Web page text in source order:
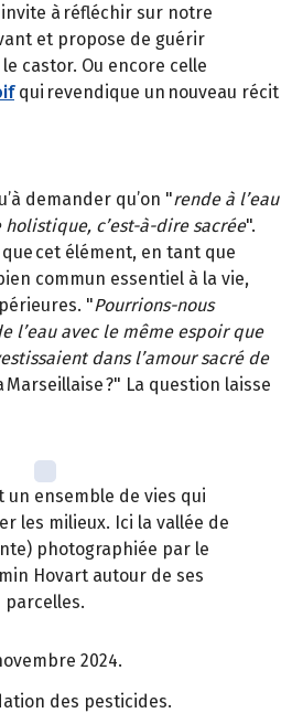
à réfléchir sur notre
et propose de guérir
castor. Ou encore celle
qui revendique un nouveau récit
demander qu’on "rende à l’eau
c’est-à-dire sacrée".
cet élément, en tant que
commun essentiel à la vie,
"Pourrions-nous
l’eau avec le même espoir que
dans l’amour sacré de
Marseillaise ?" La question laisse
un ensemble de vies qui
les milieux. Ici la vallée de
photographiée par le
Hovart autour de ses
parcelles.
2024.
des pesticides.